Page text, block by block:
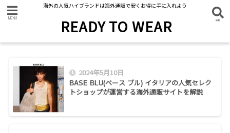
海外の人気ハイブランドは海外通販で安くお得に手に入れよう
READY TO WEAR
2024年5月10日
BASE BLU(ベース ブル) イタリアの人気セレク
トショップが運営する海外通販サイトを解説